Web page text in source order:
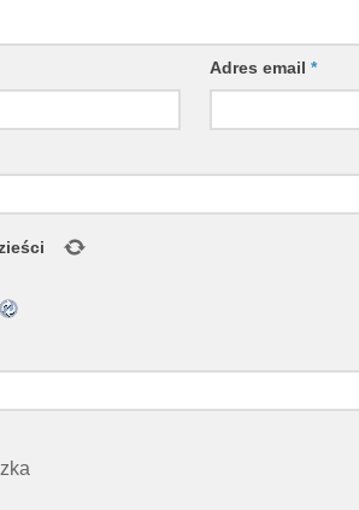
Adres email*